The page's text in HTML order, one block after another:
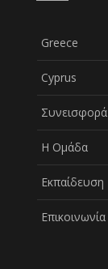
Greece
Cyprus
Συνεισφορά
Η Ομάδα
Εκπαίδευση
Επικοινωνία